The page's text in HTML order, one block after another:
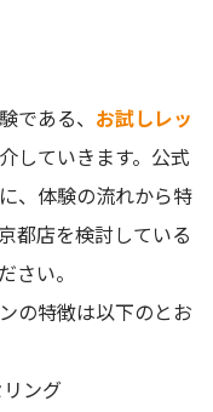
である、 お試しレッ
していきます。公式
、体験の流れから特
都店を検討している
さい。
の特徴は以下のとお
ング